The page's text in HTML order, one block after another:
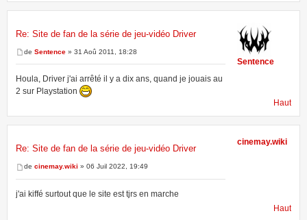
Re: Site de fan de la série de jeu-vidéo Driver
de Sentence » 31 Aoû 2011, 18:28
Houla, Driver j'ai arrêté il y a dix ans, quand je jouais au
2 sur Playstation
Sentence
Haut
Re: Site de fan de la série de jeu-vidéo Driver
de cinemay.wiki » 06 Juil 2022, 19:49
j'ai kiffé surtout que le site est tjrs en marche
cinemay.wiki
Haut